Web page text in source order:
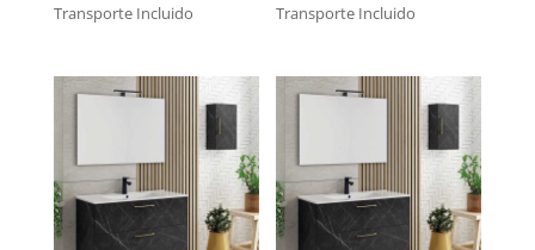
Transporte Incluido
Transporte Incluido